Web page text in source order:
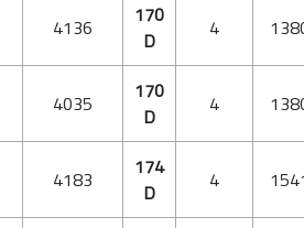
4136
170
D
4
4035
170
D
4
4183
174
D
4